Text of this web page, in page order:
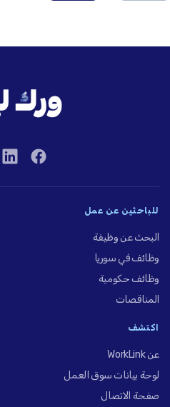
للباحثين عن عمل
البحث عن وظيفة
وظائف في سوريا
وظائف حكومية
المناقصات
اكتشف
عن WorkLink
لوحة بيانات سوق العمل
صفحة الاتصال